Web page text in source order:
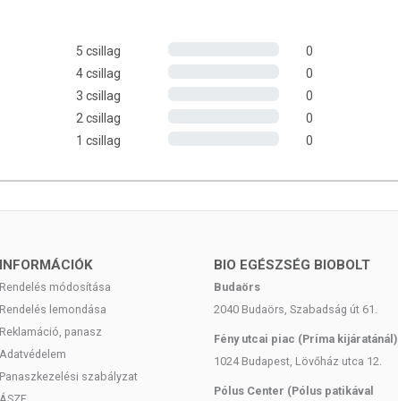
gondosan lezárva. Gyermekek elől elzárva tartandó.
kerülve életveszélyes lehet! Allergiás bőrreakciót okozhat!
fel kell keresni egy toxikológiai központot! Hánytatni tilos,
információkat a termék csomagolásán találja.
helyettesíti az orvosi kezelést, és nem gyógyít betegségeket.
Kerülje a szembejutást. Ne lépje túl az ajánlott napi
bőrfelületen ne használja! Ha bármely összetevőre érzékeny
Bőrkiütés esetén hagyja abba a használatot! Gyermekektől
5 csillag
0
4 csillag
0
3 csillag
0
2 csillag
0
1 csillag
0
INFORMÁCIÓK
Rendelés módosítása
Rendelés lemondása
Reklamáció, panasz
Adatvédelem
Panaszkezelési szabályzat
BIO EGÉSZSÉG BIOBOLT
Budaörs
2040 Budaörs, Szabadság út 61.
Fény utcai piac (Príma kijáratánál)
1024 Budapest, Lövőház utca 12.
Pólus Center (Pólus patikával